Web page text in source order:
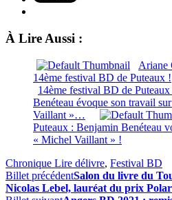
À Lire Aussi :
Ariane
14ème festival BD de Puteaux !
14ème festival BD de
Benéteau évoque son travail
Vaillant »…
Puteaux : Benjamin Benéteau
« Michel Vaillant » !
Chronique Lire délivre, Festival BD
Billet précédentSalon du livre du
Nicolas Lebel, lauréat du prix